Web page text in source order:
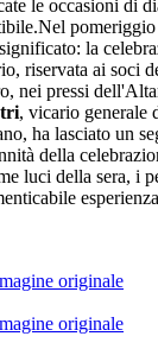
le occasioni di
la
riservata ai soci
nei pressi
, vicario generale
ha lasciato un
della
luci della sera, i